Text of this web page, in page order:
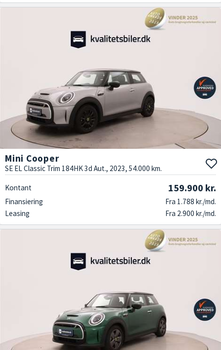
Mini Cooper
SE EL Classic Trim 184HK 3d Aut., 2023, 54.000 km.
Kontant 159.900 kr.
Finansiering
Fra 1.788 kr./md.
Leasing
Fra 2.900 kr./md.